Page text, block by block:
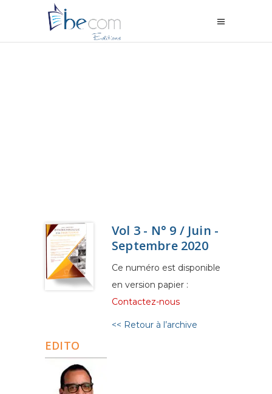
Vol 3 - N° 9 / Juin -
Septembre 2020
Ce numéro est disponible
en version papier :
Contactez-nous
<< Retour à l’archive
EDITO